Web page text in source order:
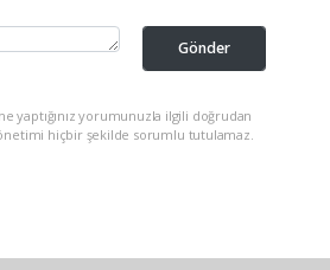
Gönder
yaptığınız yorumunuzla ilgili doğrudan
hiçbir şekilde sorumlu tutulamaz.